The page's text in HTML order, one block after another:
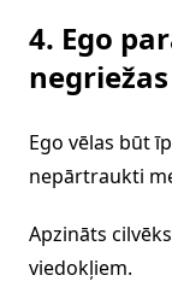
4. Ego
Ego vēlas būt
nepārtraukti
Apzināts
viedokļiem.